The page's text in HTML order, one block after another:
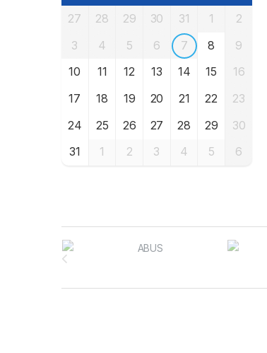
27 28 29 30 31 1
2
3
4 5 6 7 8
9
10
11 12 13 14 15
16
17
18 19 20 21 22
23
24
25 26 27 28 29
30
31
1 2 3 4 5 6
Brands Carousel